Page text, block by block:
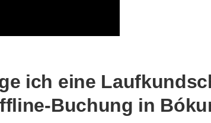
ich eine
Buchung in